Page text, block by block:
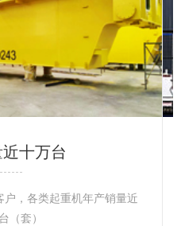
十万台
，各类起重机年产销量近
（套）